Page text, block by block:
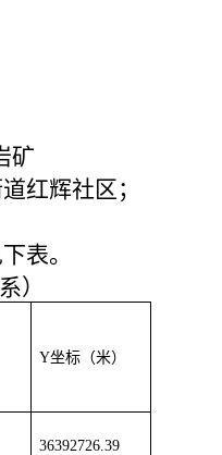
矿
红辉社区；
表。
）
Y坐标（米）
36392726.39